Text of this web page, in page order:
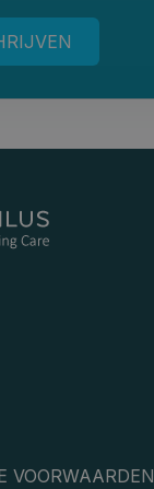
VOORWAARDEN